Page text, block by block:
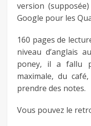
version
Google pour les
160 pages de
niveau d’anglais
poney, il a fallu
maximale, du
prendre des notes.
Vous pouvez le